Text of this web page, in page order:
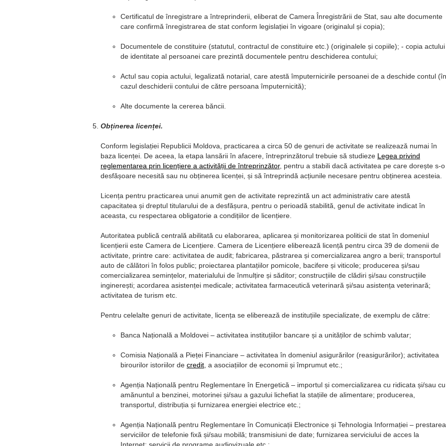
Certificatul de înregistrare a întreprinderii, eliberat de Camera Înregistrării de Stat, sau alte documente
care confirmă înregistrarea de stat conform legislației în vigoare (originalul și copia);
Documentele de constituire (statutul, contractul de constituire etc.) (originalele și copiile); - copia actului
de identitate al persoanei care prezintă documentele pentru deschiderea contului;
Actul sau copia actului, legalizată notarial, care atestă împuternicirile persoanei de a deschide contul (în
cazul deschiderii contului de către persoana împuternicită);
Alte documente la cererea băncii.
Obținerea licenței.
Conform legislației Republicii Moldova, practicarea a circa 50 de genuri de activitate se realizează numai în
baza licenței. De aceea, la etapa lansării în afacere, întreprinzătorul trebuie să studieze Legea privind
reglementarea prin licențiere a activității de întreprinzător, pentru a stabili dacă activitatea pe care dorește s-o
desfășoare necesită sau nu obținerea licenței, și să întreprindă acțiunile necesare pentru obținerea acesteia.
Licența pentru practicarea unui anumit gen de activitate reprezintă un act administrativ care atestă
capacitatea și dreptul titularului de a desfășura, pentru o perioadă stabilită, genul de activitate indicat în
aceasta, cu respectarea obligatorie a condițiilor de licențiere.
Autoritatea publică centrală abilitată cu elaborarea, aplicarea și monitorizarea politicii de stat în domeniul
licențierii este Camera de Licențiere. Camera de Licențiere eliberează licență pentru circa 39 de domenii de
activitate, printre care: activitatea de audit; fabricarea, păstrarea și comercializarea angro a berii; transportul
auto de călători în folos public; proiectarea plantațiilor pomicole, bacifere și viticole; producerea și/sau
comercializarea semințelor, materialului de înmulțire și săditor; construcțiile de clădiri și/sau construcțiile
inginerești; acordarea asistenței medicale; activitatea farmaceutică veterinară și/sau asistența veterinară;
activitatea de turism etc.
Pentru celelalte genuri de activitate, licența se eliberează de instituțiile specializate, de exemplu de către:
Banca Națională a Moldovei – activitatea instituțiilor bancare și a unităților de schimb valutar;
Comisia Națională a Pieței Financiare – activitatea în domeniul asigurărilor (reasigurărilor); activitatea
birourilor istoriilor de credit , a asociațiilor de economii și împrumut etc.;
Agenția Națională pentru Reglementare în Energetică – importul și comercializarea cu ridicata și/sau cu
amănuntul a benzinei, motorinei și/sau a gazului lichefiat la stațiile de alimentare; producerea,
transportul, distribuția și furnizarea energiei electrice etc.;
Agenția Națională pentru Reglementare în Comunicații Electronice și Tehnologia Informației – prestarea
serviciilor de telefonie fixă și/sau mobilă; transmisiuni de date; furnizarea serviciului de acces la